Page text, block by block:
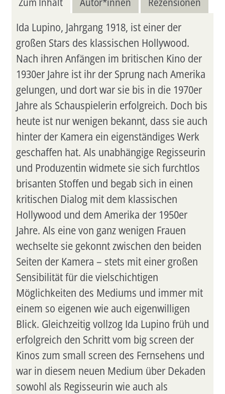
Ida Lupino, Jahrgang 1918, ist einer der
großen Stars des klassischen Hollywood.
Nach ihren Anfängen im britischen Kino der
1930er Jahre ist ihr der Sprung nach Amerika
gelungen, und dort war sie bis in die 1970er
Jahre als Schauspielerin erfolgreich. Doch bis
heute ist nur wenigen bekannt, dass sie auch
hinter der Kamera ein eigenständiges Werk
geschaffen hat. Als unabhängige Regisseurin
und Produzentin widmete sie sich furchtlos
brisanten Stoffen und begab sich in einen
kritischen Dialog mit dem klassischen
Hollywood und dem Amerika der 1950er
Jahre. Als eine von ganz wenigen Frauen
wechselte sie gekonnt zwischen den beiden
Seiten der Kamera – stets mit einer großen
Sensibilität für die vielschichtigen
Möglichkeiten des Mediums und immer mit
einem so eigenen wie auch eigenwilligen
Blick. Gleichzeitig vollzog Ida Lupino früh und
erfolgreich den Schritt vom big screen der
Kinos zum small screen des Fernsehens und
war in diesem neuen Medium über Dekaden
sowohl als Regisseurin wie auch als